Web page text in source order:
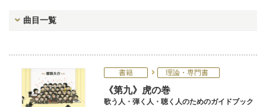
曲目一覧
書籍 理論・専門書
《第九》虎の巻
歌う人・弾く人・聴く人のためのガイドブック